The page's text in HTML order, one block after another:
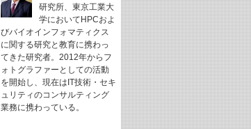
研究所、東京工業大
学においてHPCおよ
びバイオインフォマティクス
に関する研究と教育に携わっ
てきた研究者。2012年からフ
ォトグラファーとしての活動
を開始し、現在はIT技術・セキ
ュリティのコンサルティング
業務に携わっている。